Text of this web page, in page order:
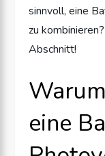
sinnvoll, eine
zu
Abschnitt!
eine